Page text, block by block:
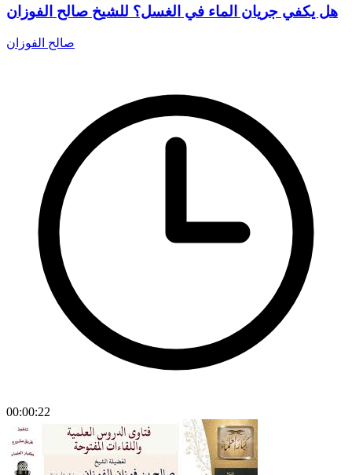
هل يكفي جريان الماء في الغسل؟ للشيخ صالح الفوزان
صالح الفوزان
00:00:22